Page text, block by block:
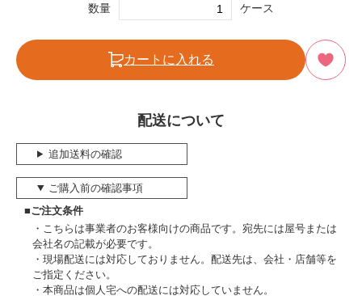
数量 ケース
カートに入れる
配送について
追加送料の確認
ご購入前の確認事項
■ご注文条件
こちらは事業者のお客様向けの商品です。宛先には屋号または
会社名の記載が必要です。
現場配送には対応しておりません。配送先は、会社・店舗等を
ご指定ください。
本商品は個人宅への配送には対応していません。